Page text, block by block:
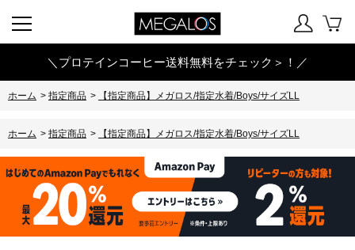
＼プロテインコーヒー送料無料をチェック＞！／
ホーム > 指定商品 > 【指定商品】メガロス/指定水着/Boys/サイズLL
ホーム > 指定商品 > 【指定商品】メガロス/指定水着/Boys/サイズLL